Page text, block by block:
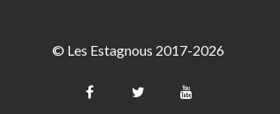
© Les Estagnous 2017-2026